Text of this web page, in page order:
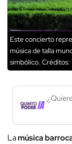
Este concierto
música de talla
simbólico. Créditos:
Lamúsica